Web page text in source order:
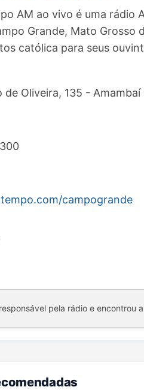
AM ao vivo é uma rádio
Grande, Mato Grosso
católica para seus
de Oliveira, 135 -
campogrande
pela rádio e encontrou